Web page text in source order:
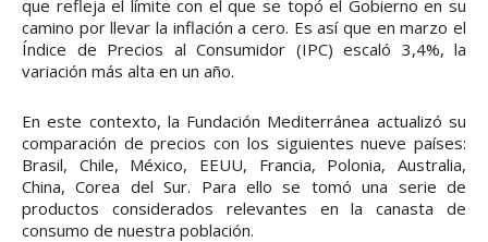
que refleja el límite con el que se topó el Gobierno en su
camino por llevar la inflación a cero. Es así que en marzo el
Índice de Precios al Consumidor (IPC) escaló 3,4%, la
variación más alta en un año.
En este contexto, la Fundación Mediterránea actualizó su
comparación de precios con los siguientes nueve países:
Brasil, Chile, México, EEUU, Francia, Polonia, Australia,
China, Corea del Sur. Para ello se tomó una serie de
productos considerados relevantes en la canasta de
consumo de nuestra población.